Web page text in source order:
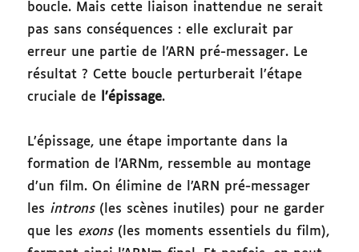
boucle. Mais cette liaison inattendue ne serait
pas sans conséquences : elle exclurait par
erreur une partie de l’ARN pré-messager. Le
résultat ? Cette boucle perturberait l’étape
cruciale de
l’épissage.
L’épissage, une étape importante dans la
formation de l’ARNm, ressemble au montage
d’un film. On élimine de l’ARN pré-messager
les introns(les scènes inutiles) pour ne garder
que les exons(les moments essentiels du film),